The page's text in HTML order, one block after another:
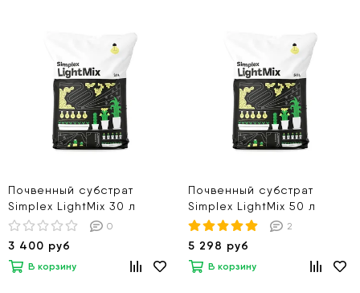
Почвенный субстрат
Simplex LightMix 30 л
0
3 400 руб
В корзину
Почвенный субстрат
Simplex LightMix 50 л
2
5 298 руб
В корзину